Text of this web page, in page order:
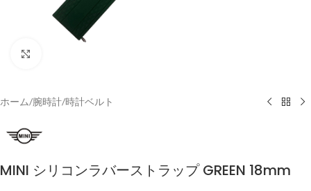
ホーム/腕時計/時計ベルト
MINI シリコンラバーストラップ GREEN 18mm